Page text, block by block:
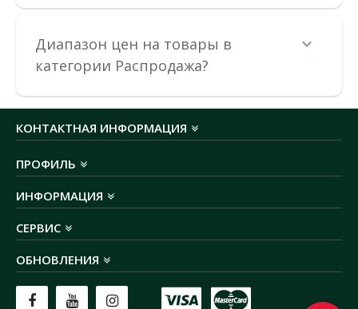
В сравнения
Диапазон цен на товары в
категории Распродажа?
КОНТАКТНАЯ ИНФОРМАЦИЯ
ПРОФИЛЬ
ИНФОРМАЦИЯ
СЕРВИС
ОБНОВЛЕНИЯ